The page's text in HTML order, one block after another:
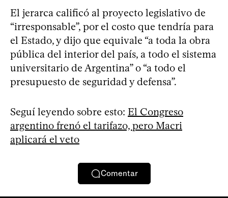
El jerarca calificó al proyecto legislativo de
“irresponsable”, por el costo que tendría para
el Estado, y dijo que equivale “a toda la obra
pública del interior del país, a todo el sistema
universitario de Argentina” o “a todo el
presupuesto de seguridad y defensa”.
Seguí leyendo sobre esto: El Congreso
argentino frenó el tarifazo, pero Macri
aplicará el veto
Comentar